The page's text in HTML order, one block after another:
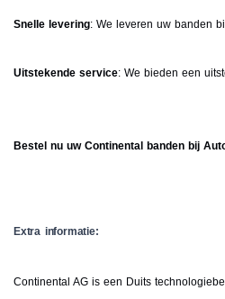
Snelle levering: We leveren uw banden
Uitstekende service: We bieden een
Bestel nu uw Continental banden bij
Extra informatie:
Continental AG is een Duits